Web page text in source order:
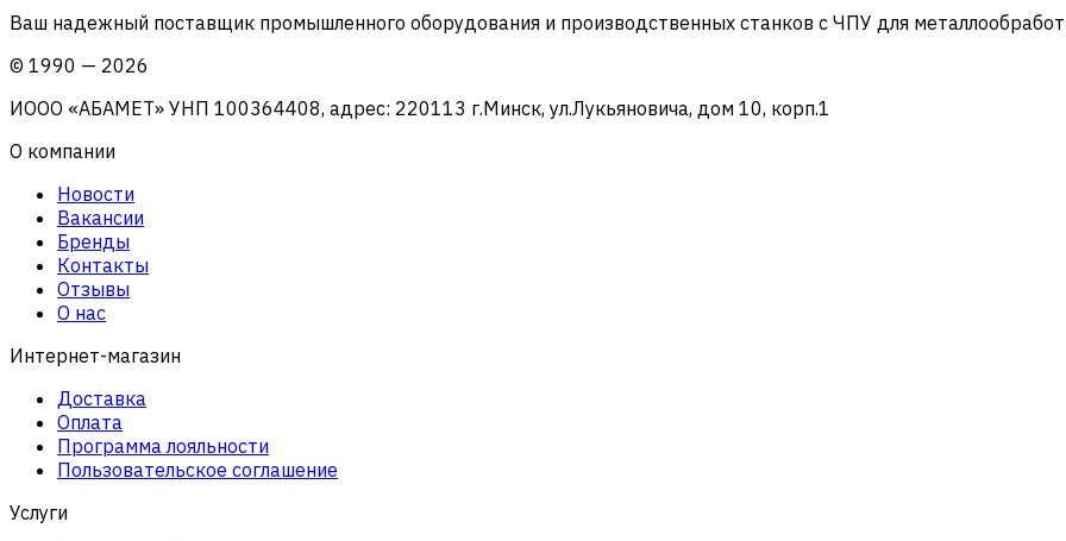
Ваш надежный поставщик промышленного оборудования и производственных станков с ЧПУ для
© 1990 — 2026
ИООО «АБАМЕТ» УНП 100364408, адрес: 220113 г.Минск, ул.Лукьяновича, дом 10, корп.1
О компании
Новости
Вакансии
Бренды
Контакты
Отзывы
О нас
Интернет-магазин
Доставка
Оплата
Программа лояльности
Пользовательское соглашение
Услуги